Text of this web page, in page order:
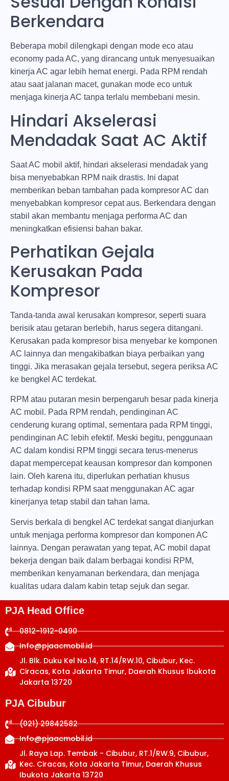
Berkendara
Beberapa mobil dilengkapi dengan mode eco atau
economy pada AC, yang dirancang untuk menyesuaikan
kinerja AC agar lebih hemat energi. Pada RPM rendah
atau saat jalanan macet, gunakan mode eco untuk
menjaga kinerja AC tanpa terlalu membebani mesin.
Hindari Akselerasi
Mendadak Saat AC Aktif
Saat AC mobil aktif, hindari akselerasi mendadak yang
bisa menyebabkan RPM naik drastis. Ini dapat
memberikan beban tambahan pada kompresor AC dan
menyebabkan kompresor cepat aus. Berkendara dengan
stabil akan membantu menjaga performa AC dan
meningkatkan efisiensi bahan bakar.
Perhatikan Gejala
Kerusakan Pada
Kompresor
Tanda-tanda awal kerusakan kompresor, seperti suara
berisik atau getaran berlebih, harus segera ditangani.
Kerusakan pada kompresor bisa menyebar ke komponen
AC lainnya dan mengakibatkan biaya perbaikan yang
tinggi. Jika merasakan gejala tersebut, segera periksa AC
ke bengkel AC terdekat.
RPM atau putaran mesin berpengaruh besar pada kinerja
AC mobil. Pada RPM rendah, pendinginan AC
cenderung kurang optimal, sementara pada RPM tinggi,
pendinginan AC lebih efektif. Meski begitu, penggunaan
AC dalam kondisi RPM tinggi secara terus-menerus
dapat mempercepat keausan kompresor dan komponen
lain. Oleh karena itu, diperlukan perhatian khusus
terhadap kondisi RPM saat menggunakan AC agar
kinerjanya tetap stabil dan tahan lama.
Servis berkala di bengkel AC terdekatsangat dianjurkan
untuk menjaga performa kompresor dan komponen AC
lainnya. Dengan perawatan yang tepat, AC mobil dapat
bekerja dengan baik dalam berbagai kondisi RPM,
memberikan kenyamanan berkendara, dan menjaga
kualitas udara dalam kabin tetap sejuk dan segar.
PJA Head Office
0812-1912-0490
Info@pjaacmobil.id
Jl. Blk. Duku Kel No.14, RT.14/RW.10, Cibubur, Kec.
Ciracas, Kota Jakarta Timur, Daerah Khusus Ibukota
Jakarta 13720
PJA Cibubur
(021) 29842582
Info@pjaacmobil.id
Jl. Raya Lap. Tembak - Cibubur, RT.1/RW.9, Cibubur,
Kec. Ciracas, Kota Jakarta Timur, Daerah Khusus
Ibukota Jakarta 13720